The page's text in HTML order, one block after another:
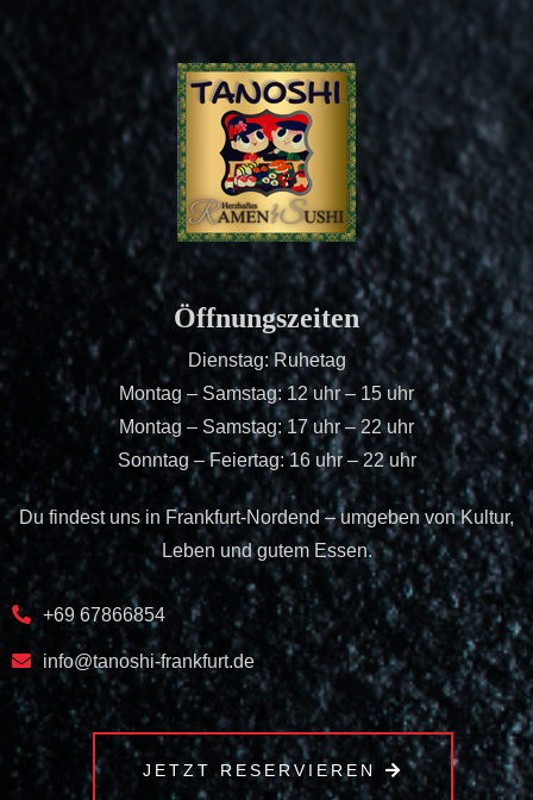
Öffnungszeiten
Dienstag: Ruhetag
Montag – Samstag: 12 uhr – 15 uhr
Montag – Samstag: 17 uhr – 22 uhr
Sonntag – Feiertag: 16 uhr – 22 uhr
Du findest uns in Frankfurt-Nordend – umgeben von Kultur,
Leben und gutem Essen.
+69 67866854
info@tanoshi-frankfurt.de
JETZT RESERVIEREN